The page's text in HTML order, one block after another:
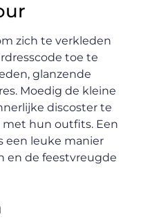
zich te verkleden
toe te
glanzende
Moedig de kleine
discoster te
hun outfits. Een
een leuke manier
en de feestvreugde